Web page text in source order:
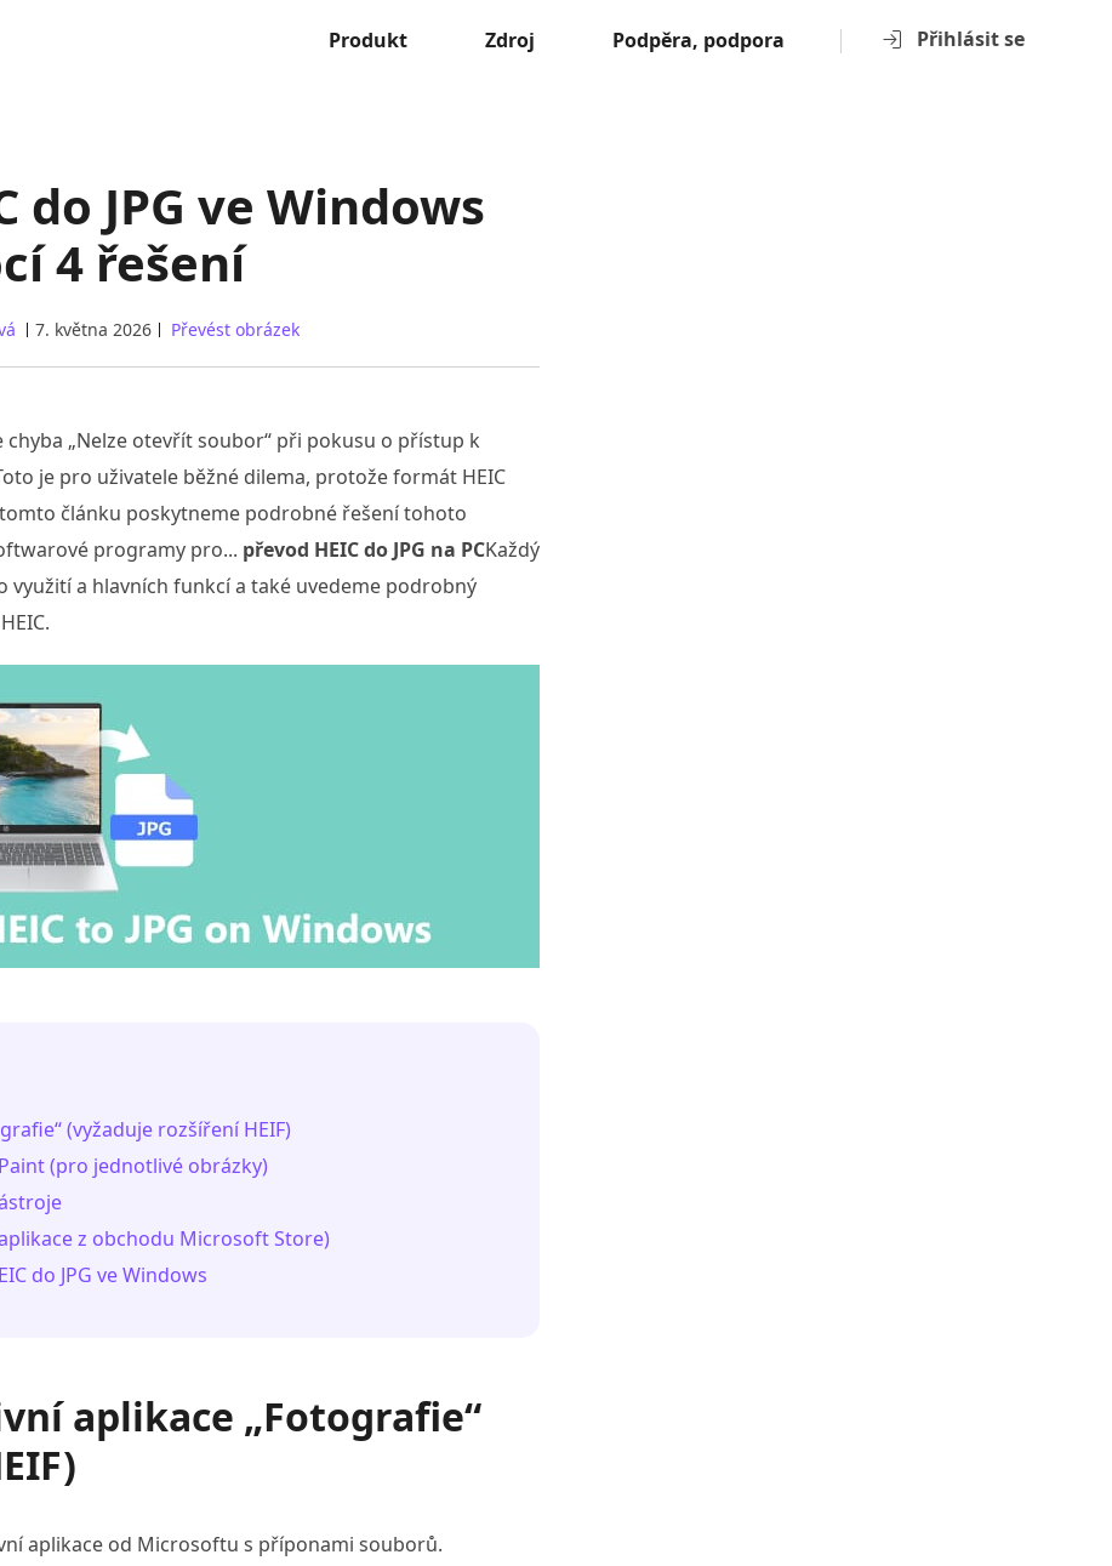
Přihlásit se
Produkt Zdroj Podpěra, podpora
do JPG ve Windows
4 řešení
7. května 2026 Převést obrázek
„Nelze otevřít soubor“ při pokusu o přístup k
je pro uživatele běžné dilema, protože formát HEIC
článku poskytneme podrobné řešení tohoto
programy pro... převod HEIC do JPG na PCKaždý
a hlavních funkcí a také uvedeme podrobný
(vyžaduje rozšíření HEIF)
(pro jednotlivé obrázky)
z obchodu Microsoft Store)
do JPG ve Windows
aplikace „Fotografie“
aplikace od Microsoftu s příponami souborů.